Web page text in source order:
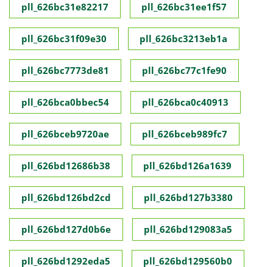
pll_626bc31e82217 pll_626bc31ee1f57
pll_626bc31f09e30 pll_626bc3213eb1a
pll_626bc7773de81 pll_626bc77c1fe90
pll_626bca0bbec54 pll_626bca0c40913
pll_626bceb9720ae pll_626bceb989fc7
pll_626bd12686b38 pll_626bd126a1639
pll_626bd126bd2cd pll_626bd127b3380
pll_626bd127d0b6e pll_626bd129083a5
pll_626bd1292eda5 pll_626bd129560b0